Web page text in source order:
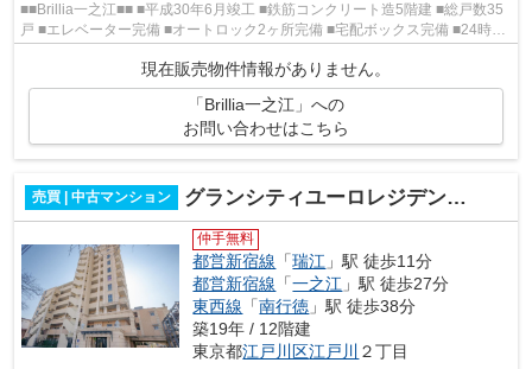
■■Brillia一之江■■ ■平成30年6月竣工 ■鉄筋コンクリート造5階建 ■総戸数35
戸 ■エレベーター完備 ■オートロック2ヶ所完備 ■宅配ボックス完備 ■24時間
現在販売物件情報がありません。
「Brillia一之江」への
お問い合わせはこちら
売買 | 中古マンション グランシティユーロレジデンス瑞江
仲手無料
都営新宿線 「瑞江 」駅 徒歩11分
都営新宿線 「一之江 」駅 徒歩27分
東西線 「南行徳 」駅 徒歩38分
築19年 / 12階建
東京都江戸川区江戸川 ２丁目